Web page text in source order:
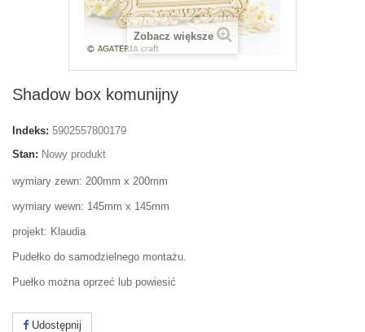
Zobacz większe
Shadow box komunijny
Indeks: 5902557800179
Stan: Nowy produkt
wymiary zewn: 200mm x 200mm
wymiary wewn: 145mm x 145mm
projekt: Klaudia
Pudełko do samodzielnego montażu.
Puełko można oprzeć lub powiesić
Udostępnij